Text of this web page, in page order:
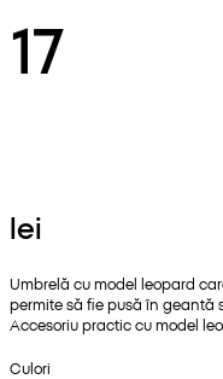
17
lei
Umbrelă cu model leopard
permite să fie pusă în geantă
Accesoriu practic cu model
Culori